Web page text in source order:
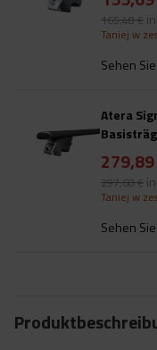
165,48 €
Taniej w
Sehen
Atera
297,68 €
Taniej w
Sehen